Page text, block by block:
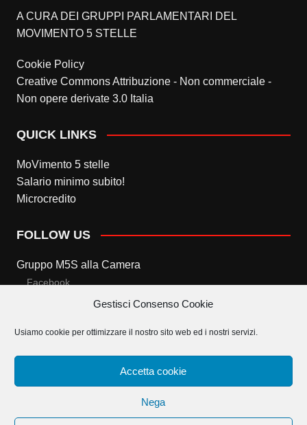
Gestisci Consenso Cookie
Usiamo cookie per ottimizzare il nostro sito web ed i nostri servizi.
Accetta cookie
Nega
A CURA DEI GRUPPI PARLAMENTARI DEL
MOVIMENTO 5 STELLE
Cookie Policy
Creative Commons Attribuzione - Non commerciale -
Non opere derivate 3.0 Italia
QUICK LINKS
MoVimento 5 stelle
Salario minimo subito!
Microcredito
FOLLOW US
Gruppo M5S alla Camera
Facebook
Twitter